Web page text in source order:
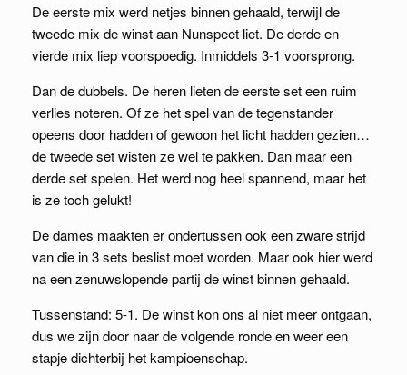
De eerste mix werd netjes binnen gehaald, terwijl de
tweede mix de winst aan Nunspeet liet. De derde en
vierde mix liep voorspoedig. Inmiddels 3-1 voorsprong.
Dan de dubbels. De heren lieten de eerste set een ruim
verlies noteren. Of ze het spel van de tegenstander
opeens door hadden of gewoon het licht hadden gezien…
de tweede set wisten ze wel te pakken. Dan maar een
derde set spelen. Het werd nog heel spannend, maar het
is ze toch gelukt!
De dames maakten er ondertussen ook een zware strijd
van die in 3 sets beslist moet worden. Maar ook hier werd
na een zenuwslopende partij de winst binnen gehaald.
Tussenstand: 5-1. De winst kon ons al niet meer ontgaan,
dus we zijn door naar de volgende ronde en weer een
stapje dichterbij het kampioenschap.